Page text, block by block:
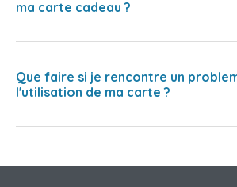
ma carte cadeau ?
Que faire si je rencontre un
l'utilisation de ma carte ?